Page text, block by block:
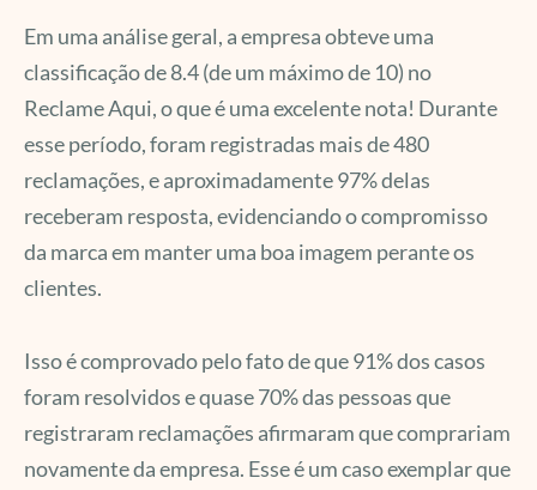
Em uma análise geral, a empresa obteve uma
classificação de 8.4 (de um máximo de 10) no
Reclame Aqui, o que é uma excelente nota! Durante
esse período, foram registradas mais de 480
reclamações, e aproximadamente 97% delas
receberam resposta, evidenciando o compromisso
da marca em manter uma boa imagem perante os
clientes.
Isso é comprovado pelo fato de que 91% dos casos
foram resolvidos e quase 70% das pessoas que
registraram reclamações afirmaram que comprariam
novamente da empresa. Esse é um caso exemplar que